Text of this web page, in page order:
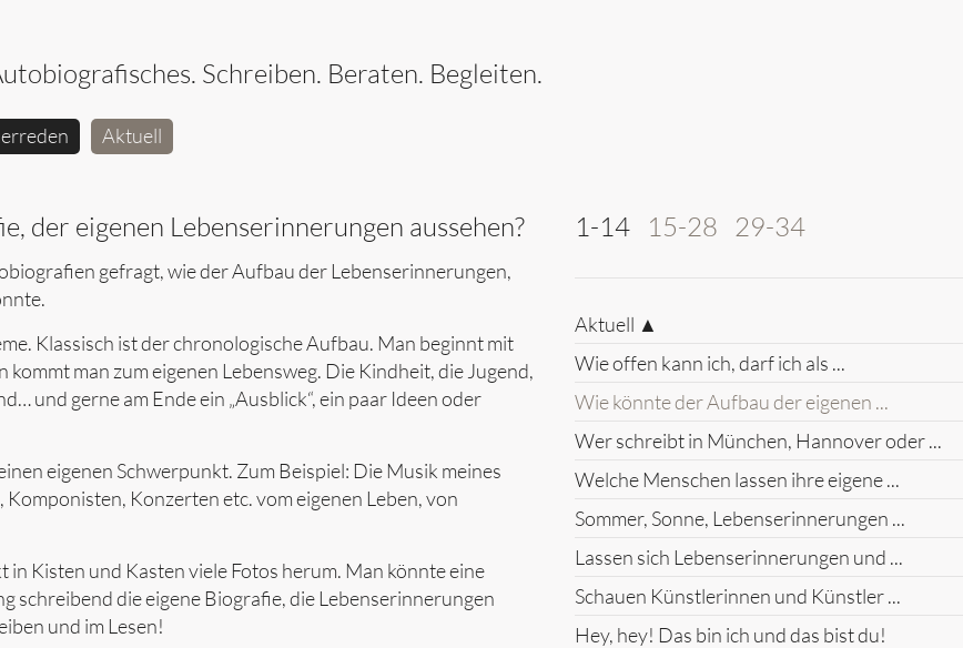
Aktuell
der eigenen Lebenserinnerungen aussehen?
gefragt, wie der Aufbau der Lebenserinnerungen,
Klassisch ist der chronologische Aufbau. Man beginnt mit
man zum eigenen Lebensweg. Die Kindheit, die Jugend,
und gerne am Ende ein „Ausblick“, ein paar Ideen oder
eigenen Schwerpunkt. Zum Beispiel: Die Musik meines
Konzerten etc. vom eigenen Leben, von
Kisten und Kasten viele Fotos herum. Man könnte eine
schreibend die eigene Biografie, die Lebenserinnerungen
und im Lesen!
1-14 15-28 29-34
Aktuell ▲
Wie offen kann ich, darf ich als ...
Wie könnte der Aufbau der eigenen ...
Wer schreibt in München, Hannover oder ...
Welche Menschen lassen ihre eigene ...
Sommer, Sonne, Lebenserinnerungen ...
Lassen sich Lebenserinnerungen und ...
Schauen Künstlerinnen und Künstler ...
Hey, hey! Das bin ich und das bist du!
Schreiben. Beraten. Begleiten.